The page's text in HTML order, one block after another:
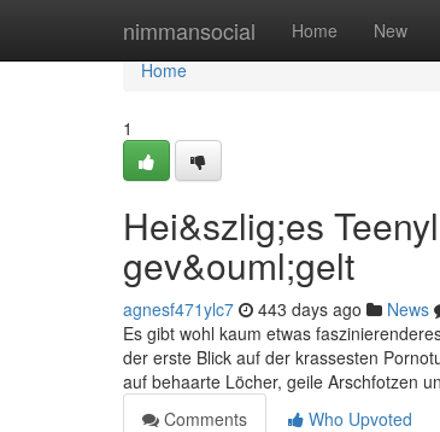
nimmansocial Home New
Home
Home
1
Hei&szlig;es
gev&ouml;gelt
agnesf471ylc7 443 days ago News
Es gibt wohl kaum etwas
der erste Blick auf der krassesten
auf behaarte Löcher, geile Arschfotzen
Comments
Who Upvoted